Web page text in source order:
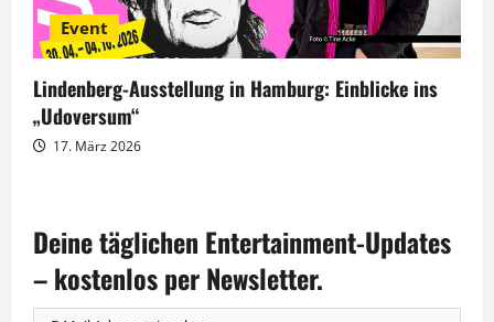
Event
Lindenberg-Ausstellung in Hamburg: Einblicke ins
„Udoversum“
17. März 2026
Deine täglichen Entertainment-Updates
– kostenlos per Newsletter.